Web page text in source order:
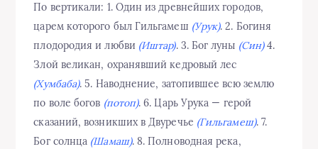
По вертикали: 1. Один из древнейших городов,
царем которого был Гильгамеш (Урук). 2. Богиня
плодородия и любви (Иштар). 3. Бог луны (Син)4.
Злой великан, охранявший кедровый лес
(Хумбаба). 5. Наводнение, затопившее всю землю
по воле богов (потоп). 6. Царь Урука — герой
сказаний, возникших в Двуречье (Гильгамеш). 7.
Бог солнца (Шамаш). 8. Полноводная река,